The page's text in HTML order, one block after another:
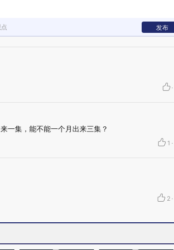
发布
·
一集，能不能一个月出来三集？
1 ·
2 ·